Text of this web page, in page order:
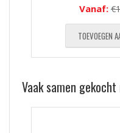
Vanaf: €
TOEVOEGEN
Vaak samen